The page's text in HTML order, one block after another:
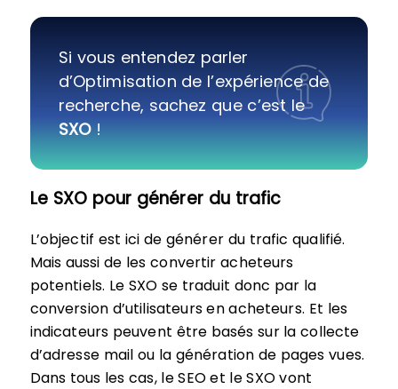
Si vous entendez parler
d’Optimisation de l’expérience de
recherche, sachez que c’est le
SXO!
Le SXO pour générer du trafic
L’objectif est ici de générer du trafic qualifié.
Mais aussi de les convertir acheteurs
potentiels. Le SXO se traduit donc par la
conversion d’utilisateurs en acheteurs. Et les
indicateurs peuvent être basés sur la collecte
d’adresse mail ou la génération de pages vues.
Dans tous les cas, le SEO et le SXO vont